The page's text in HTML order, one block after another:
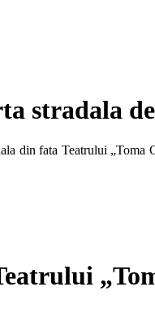
stradala
din fata Teatrului „Toma